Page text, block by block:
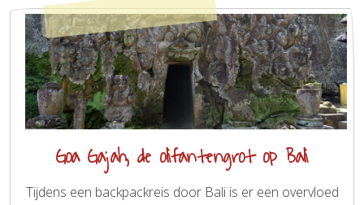
Goa Gajah, de olifantengrot op Bali
Tijdens een backpackreis door Bali is er een overvloed